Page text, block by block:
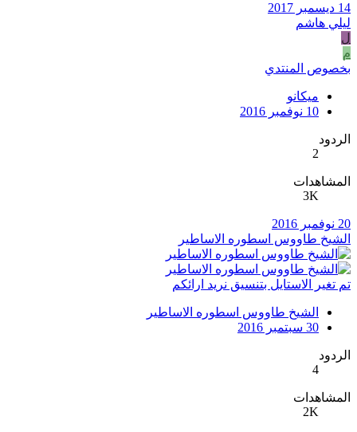
14 ديسمبر 2017
ليلي هاشم
ل
م
بخصوص المنتدي
ميكانو
10 نوفمبر 2016
الردود
2
المشاهدات
3K
20 نوفمبر 2016
الشيخ طاووس اسطوره الاساطير
تم تغير الاستايل بتنسيق نريد ارائكم
الشيخ طاووس اسطوره الاساطير
30 سبتمبر 2016
الردود
4
المشاهدات
2K